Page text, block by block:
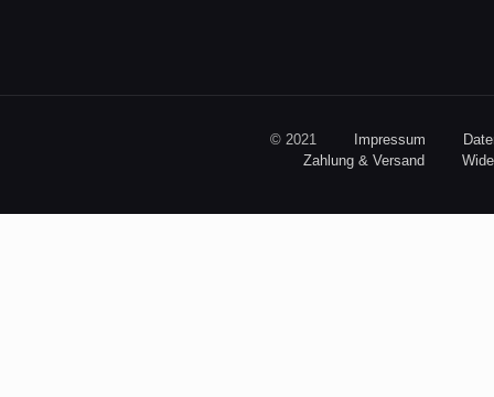
© 2021 Impressum
Zahlung & Versand